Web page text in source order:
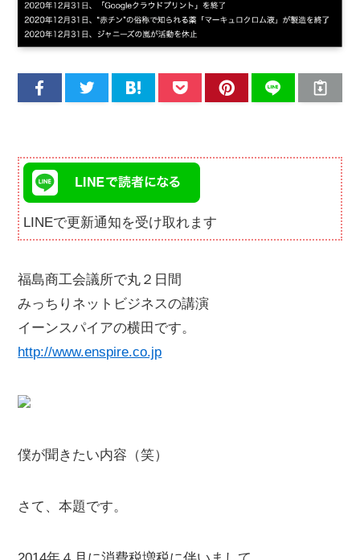
LINEで更新通知を受け取れます
福島商工会議所で丸２日間
みっちりネットビジネスの講演
イーンスパイアの横田です。
http://www.enspire.co.jp
僕が聞きたい内容（笑）
さて、本題です。